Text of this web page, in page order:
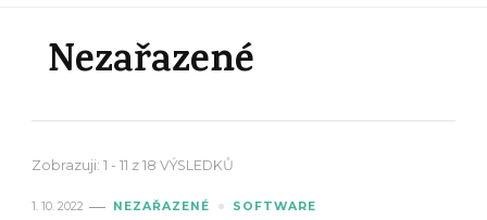
Nezařazené
Zobrazuji: 1 - 11 z 18 VÝSLEDKŮ
1. 10. 2022 NEZAŘAZENÉ SOFTWARE